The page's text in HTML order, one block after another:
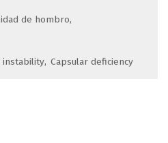
de hombro
instability Capsular deficiency